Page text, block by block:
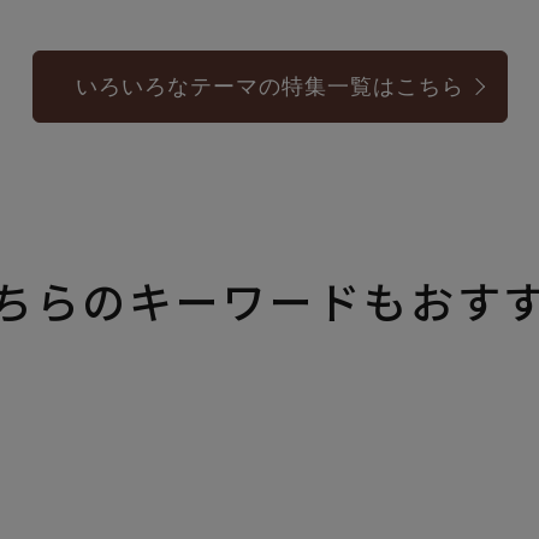
いろいろなテーマの特集一覧はこちら
らのキーワードもおす